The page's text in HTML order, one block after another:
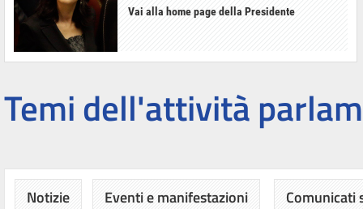
Vai alla home page della Presidente
Temi dell'attività
Notizie Eventi e manifestazioni Comunicati